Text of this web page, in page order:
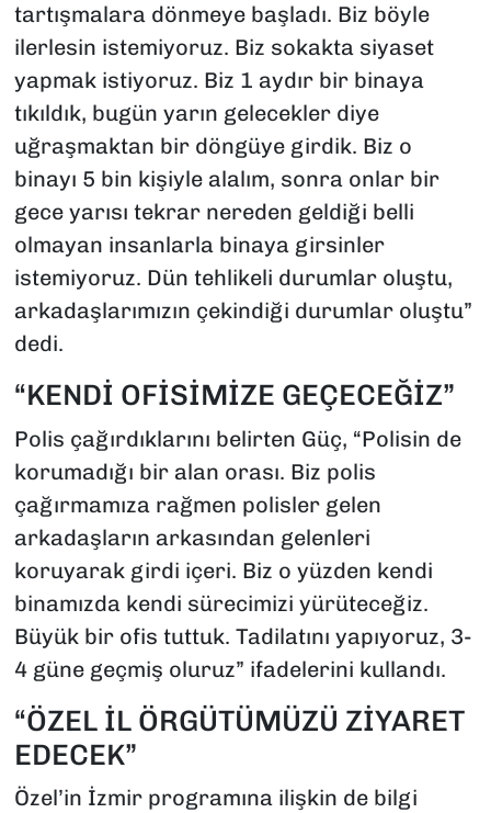
tartışmalara dönmeye başladı. Biz böyle
ilerlesin istemiyoruz. Biz sokakta siyaset
yapmak istiyoruz. Biz 1 aydır bir binaya
tıkıldık, bugün yarın gelecekler diye
uğraşmaktan bir döngüye girdik. Biz o
binayı 5 bin kişiyle alalım, sonra onlar bir
gece yarısı tekrar nereden geldiği belli
olmayan insanlarla binaya girsinler
istemiyoruz. Dün tehlikeli durumlar oluştu,
arkadaşlarımızın çekindiği durumlar oluştu”
dedi.
“KENDİ OFİSİMİZE GEÇECEĞİZ”
Polis çağırdıklarını belirten Güç, “Polisin de
korumadığı bir alan orası. Biz polis
çağırmamıza rağmen polisler gelen
arkadaşların arkasından gelenleri
koruyarak girdi içeri. Biz o yüzden kendi
binamızda kendi sürecimizi yürüteceğiz.
Büyük bir ofis tuttuk. Tadilatını yapıyoruz, 3-
4 güne geçmiş oluruz” ifadelerini kullandı.
“ÖZEL İL ÖRGÜTÜMÜZÜ ZİYARET
EDECEK”
Özel’in İzmir programına ilişkin de bilgi